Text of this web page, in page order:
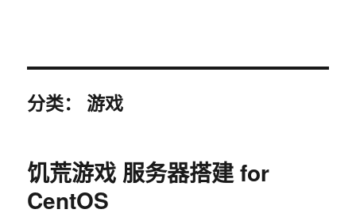
分类： 游戏
饥荒游戏 服务器搭建 for
CentOS